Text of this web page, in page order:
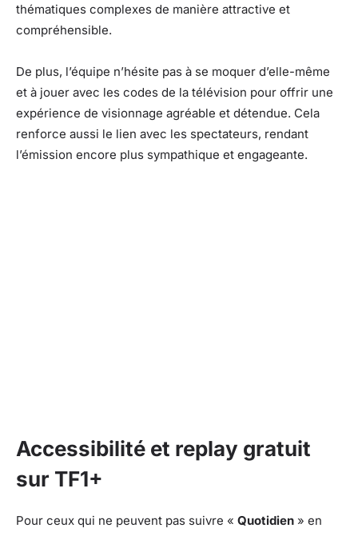
thématiques complexes de manière attractive et
compréhensible.
De plus, l’équipe n’hésite pas à se moquer d’elle-même
et à jouer avec les codes de la télévision pour offrir une
expérience de visionnage agréable et détendue. Cela
renforce aussi le lien avec les spectateurs, rendant
l’émission encore plus sympathique et engageante.
Accessibilité et replay gratuit
sur TF1+
Pour ceux qui ne peuvent pas suivre « Quotidien » en